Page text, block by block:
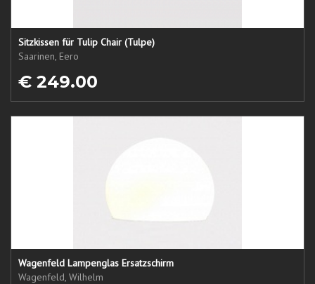
Sitzkissen für Tulip Chair (Tulpe)
Saarinen, Eero
€ 249.00
Wagenfeld Lampenglas Ersatzschirm
Wagenfeld, Wilhelm